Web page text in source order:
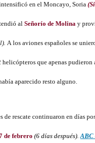
en el Moncayo, Soria
alSeñorío de Molinay
A los aviones españoles se
helicópteros que apenas pudieron
aparecido resto alguno.
de rescate continuaron en días
de febrero(6 días después).ABC